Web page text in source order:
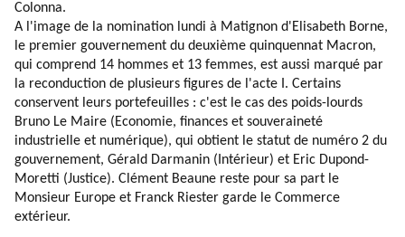
Colonna.
A l'image de la nomination lundi à Matignon d'Elisabeth Borne,
le premier gouvernement du deuxième quinquennat Macron,
qui comprend 14 hommes et 13 femmes, est aussi marqué par
la reconduction de plusieurs figures de l'acte I. Certains
conservent leurs portefeuilles : c'est le cas des poids-lourds
Bruno Le Maire (Economie, finances et souveraineté
industrielle et numérique), qui obtient le statut de numéro 2 du
gouvernement, Gérald Darmanin (Intérieur) et Eric Dupond-
Moretti (Justice). Clément Beaune reste pour sa part le
Monsieur Europe et Franck Riester garde le Commerce
extérieur.